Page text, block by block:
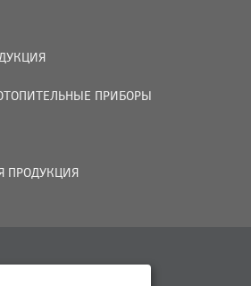
ПРИБОРЫ
ПРОДУКЦИЯ